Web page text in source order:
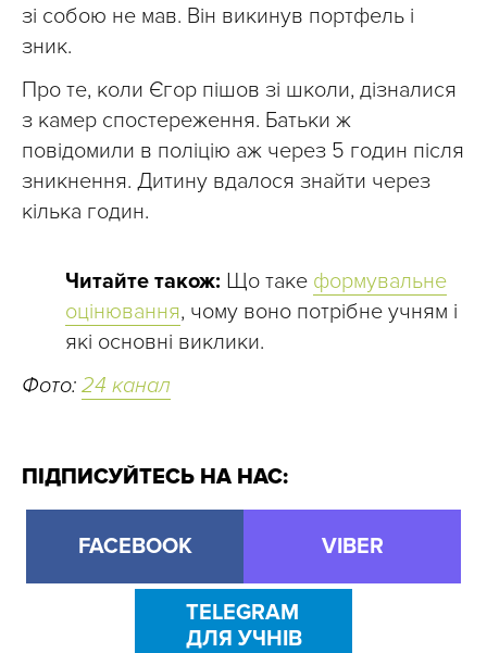
зі собою не мав. Він викинув портфель і
зник.
Про те, коли Єгор пішов зі школи, дізналися
з камер спостереження. Батьки ж
повідомили в поліцію аж через 5 годин після
зникнення. Дитину вдалося знайти через
кілька годин.
Читайте також: Що таке формувальне
оцінювання, чому воно потрібне учням і
які основні виклики.
Фото: 24 канал
ПІДПИСУЙТЕСЬ НА НАС:
FACEBOOK VIBER
TELEGRAM
ДЛЯ УЧНІВ